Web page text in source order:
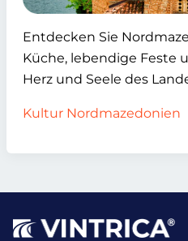
Entdecken Sie
Küche, lebendige Feste
Herz und Seele des
Kultur Nordmazedonien